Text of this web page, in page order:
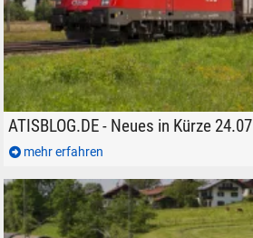
ATISBLOG.DE - Neues in Kürze 24.07
ATISBLOG.DE - Neues in Kürze 24.07
mehr erfahren